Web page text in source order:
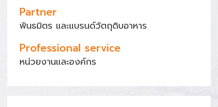
Partner
พันธมิตร และแบรนด์วัตถุดิบอาหาร
Professional service
หน่วยงานและองค์กร